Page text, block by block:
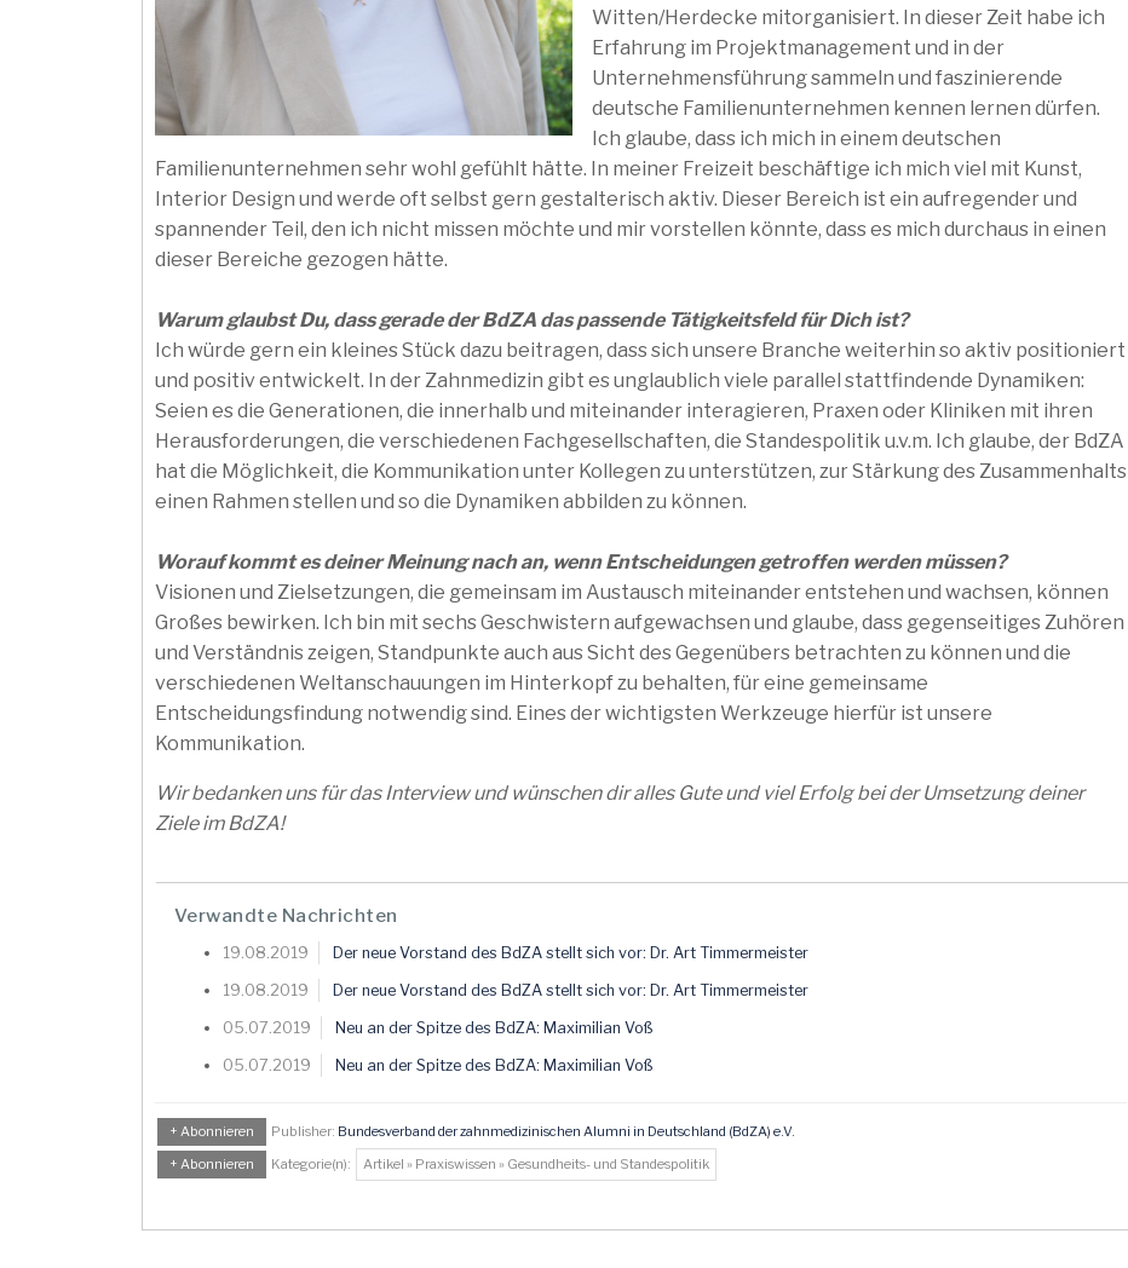
Witten/Herdecke mitorganisiert. In dieser Zeit habe ich
Erfahrung im Projektmanagement und in der
Unternehmensführung sammeln und faszinierende
deutsche Familienunternehmen kennen lernen dürfen.
Ich glaube, dass ich mich in einem deutschen
Familienunternehmen sehr wohl gefühlt hätte. In meiner Freizeit beschäftige ich mich viel mit Kunst,
Interior Design und werde oft selbst gern gestalterisch aktiv. Dieser Bereich ist ein aufregender und
spannender Teil, den ich nicht missen möchte und mir vorstellen könnte, dass es mich durchaus in einen
dieser Bereiche gezogen hätte.
Warum glaubst Du, dass gerade der BdZA das passende Tätigkeitsfeld für Dich ist?
Ich würde gern ein kleines Stück dazu beitragen, dass sich unsere Branche weiterhin so aktiv positioniert
und positiv entwickelt. In der Zahnmedizin gibt es unglaublich viele parallel stattfindende Dynamiken:
Seien es die Generationen, die innerhalb und miteinander interagieren, Praxen oder Kliniken mit ihren
Herausforderungen, die verschiedenen Fachgesellschaften, die Standespolitik u.v.m. Ich glaube, der BdZA
hat die Möglichkeit, die Kommunikation unter Kollegen zu unterstützen, zur Stärkung des Zusammenhalts
einen Rahmen stellen und so die Dynamiken abbilden zu können.
Worauf kommt es deiner Meinung nach an, wenn Entscheidungen getroffen werden müssen?
Visionen und Zielsetzungen, die gemeinsam im Austausch miteinander entstehen und wachsen, können
Großes bewirken. Ich bin mit sechs Geschwistern aufgewachsen und glaube, dass gegenseitiges Zuhören
und Verständnis zeigen, Standpunkte auch aus Sicht des Gegenübers betrachten zu können und die
verschiedenen Weltanschauungen im Hinterkopf zu behalten, für eine gemeinsame
Entscheidungsfindung notwendig sind. Eines der wichtigsten Werkzeuge hierfür ist unsere
Kommunikation.
Wir bedanken uns für das Interview und wünschen dir alles Gute und viel Erfolg bei der Umsetzung deiner
Ziele im BdZA!
Verwandte Nachrichten
19.08.2019 Der neue Vorstand des BdZA stellt sich vor: Dr. Art Timmermeister
19.08.2019 Der neue Vorstand des BdZA stellt sich vor: Dr. Art Timmermeister
05.07.2019 Neu an der Spitze des BdZA: Maximilian Voß
05.07.2019 Neu an der Spitze des BdZA: Maximilian Voß
+ Abonnieren Publisher: Bundesverband der zahnmedizinischen Alumni in Deutschland (BdZA) e.V.
+ Abonnieren
Kategorie(n): Artikel » Praxiswissen » Gesundheits- und Standespolitik